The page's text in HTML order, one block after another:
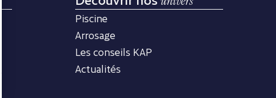
Piscine
Arrosage
Les conseils KAP
Actualités